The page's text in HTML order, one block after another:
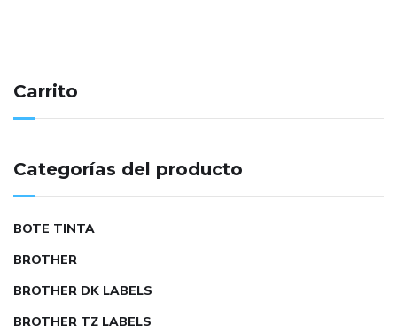
Carrito
Categorías del producto
BOTE TINTA
BROTHER
BROTHER DK LABELS
BROTHER TZ LABELS